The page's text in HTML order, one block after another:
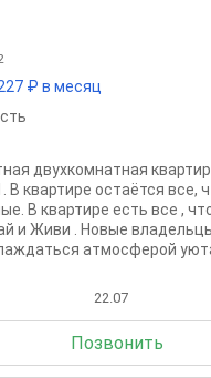
₽ в месяц
двухкомнатная
квартире остаётся все,
В квартире есть все ,
и Живи . Новые
атмосферой
22.07
Позвонить